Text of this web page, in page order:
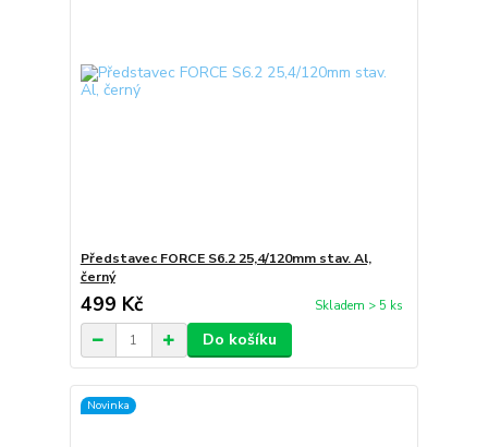
Představec FORCE S6.2 25,4/120mm stav. Al,
černý
499 Kč Skladem > 5 ks
Do košíku
Novinka